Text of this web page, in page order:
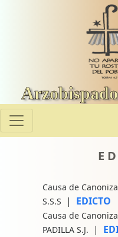
E
Causa de
S.S.S
| EDICTO
Causa de
PADILLA S.J.
|